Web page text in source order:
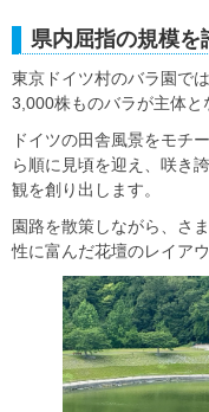
県内屈指の規模を
東京ドイツ村のバラ園で
3,000株ものバラが主体と
ドイツの田舎風景をモチ
ら順に見頃を迎え、咲き
観を創り出します。
園路を散策しながら、さ
性に富んだ花壇のレイア